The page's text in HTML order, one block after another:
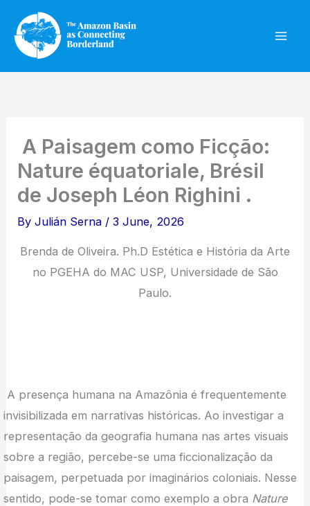
content
A Paisagem como Ficção:
Nature équatoriale, Brésil
de Joseph Léon Righini .
ByJulián Serna /3 June, 2026
Brenda de Oliveira. Ph.D Estética e História da Arte
no PGEHA do MAC USP, Universidade de São
Paulo.
A presença humana na Amazônia é frequentemente
invisibilizada em narrativas históricas. Ao investigar a
representação da geografia humana nas artes visuais
sobre a região, percebe-se uma ficcionalização da
paisagem, perpetuada por imaginários coloniais. Nesse
sentido, pode-se tomar como exemplo a obra Nature